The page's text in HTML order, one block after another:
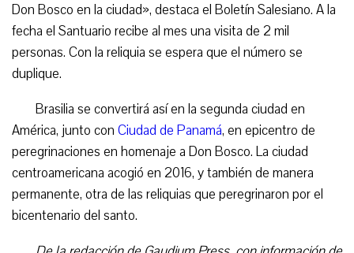
Don Bosco en la ciudad», destaca el Boletín Salesiano. A la
fecha el Santuario recibe al mes una visita de 2 mil
personas. Con la reliquia se espera que el número se
duplique.
Brasilia se convertirá así en la segunda ciudad en
América, junto con Ciudad de Panamá, en epicentro de
peregrinaciones en homenaje a Don Bosco. La ciudad
centroamericana acogió en 2016, y también de manera
permanente, otra de las reliquias que peregrinaron por el
bicentenario del santo.